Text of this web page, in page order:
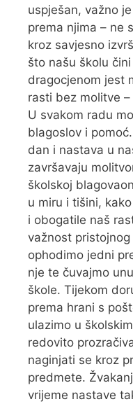
uspješan, važno
prema njima – ne
kroz savjesno
što našu školu
dragocjenom jest
rasti bez molitve
U svakom radu
blagoslov i
dan i nastava u
završavaju
školskoj
u miru i tišini,
i obogatile naš
važnost
ophodimo jedni
nje te čuvajmo
škole. Tijekom
prema hrani s
ulazimo u
redovito
naginjati se kroz
predmete.
vrijeme nastave